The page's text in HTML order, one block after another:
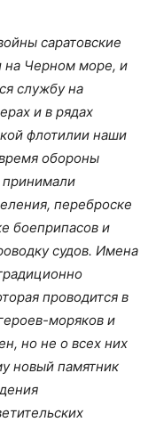
саратовские
на Черном море, и
службу на
и в рядах
флотилии наши
обороны
принимали
переброске
боеприпасов и
судов. Имена
проводится в
моряков и
но не о всех них
новый памятник